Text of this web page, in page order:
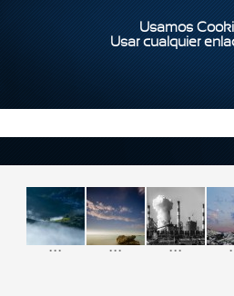
Usamos
Usar cualquier
... ... ...